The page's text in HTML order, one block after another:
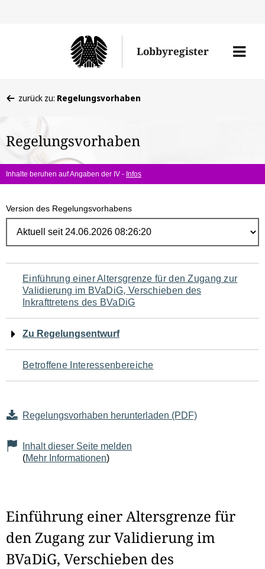
Lobbyregister
Menü
befinden
hier:
zurück zu: Regelungsvorhaben
Regelungsvorhaben
Inhalte beruhen auf Angaben der IV - Infos
Version des Regelungsvorhabens
Navigation
für
den
Seiteninhalt
Einführung einer Altersgrenze für den Zugang zur
Validierung im BVaDiG, Verschieben des
Inkrafttretens des BVaDiG
Zu Regelungsentwurf
Betroffene Interessenbereiche
Regelungsvorhaben herunterladen (PDF)
Inhalt dieser Seite melden
(Mehr Informationen)
Einführung einer Altersgrenze für
den Zugang zur Validierung im
BVaDiG, Verschieben des